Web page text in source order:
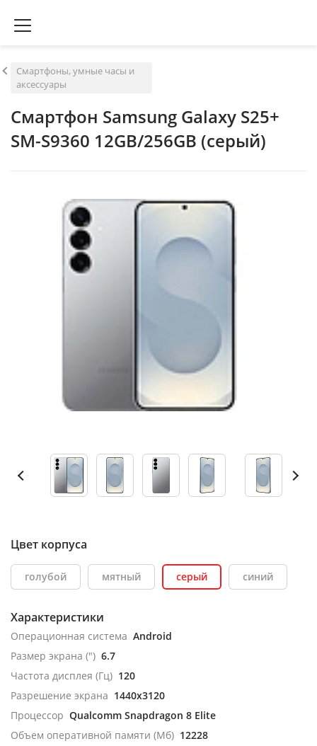
Смартфоны, умные часы и
аксессуары
Смартфон Samsung Galaxy S25+
SM-S9360 12GB/256GB (серый)
Цвет корпуса
голубой мятный серый синий
Характеристики
Операционная система Android
Размер экрана (") 6.7
Частота дисплея (Гц) 120
Разрешение экрана 1440x3120
Процессор Qualcomm Snapdragon 8 Elite
Объем оперативной памяти (Мб) 12228